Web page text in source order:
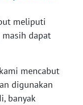
meliputi
dapat
mencabut
digunakan
banyak